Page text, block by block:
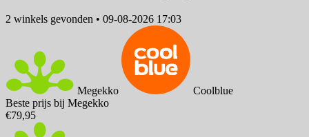
2 winkels gevonden • 09-08-2026 17:03
Megekko
Coolblue
Beste prijs bij Megekko
€79,95